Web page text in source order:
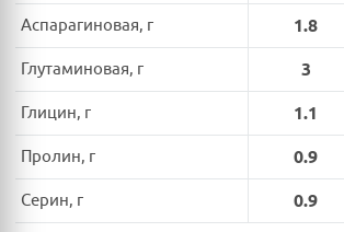
Аспарагиновая, г 1.8
Глутаминовая, г 3
Глицин, г 1.1
Пролин, г 0.9
Серин, г 0.9